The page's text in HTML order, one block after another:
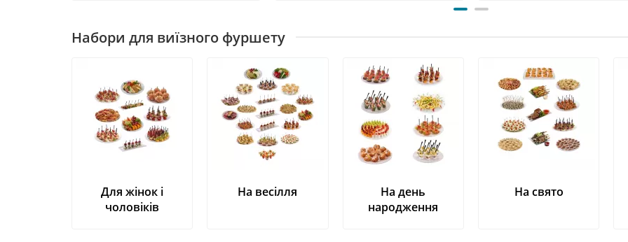
Набори для виїзного фуршету
Для жінок і
чоловіків
На весілля
На день
народження
На свято